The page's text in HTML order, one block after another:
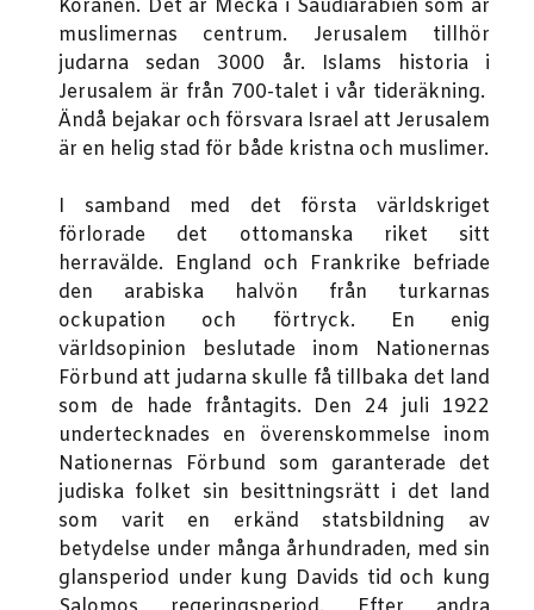
Koranen. Det är Mecka i Saudiarabien som är
muslimernas centrum. Jerusalem tillhör
judarna sedan 3000 år. Islams historia i
Jerusalem är från 700-talet i vår tideräkning.
Ändå bejakar och försvara Israel att Jerusalem
är en helig stad för både kristna och muslimer.
I samband med det första världskriget
förlorade det ottomanska riket sitt
herravälde. England och Frankrike befriade
den arabiska halvön från turkarnas
ockupation och förtryck. En enig
världsopinion beslutade inom Nationernas
Förbund att judarna skulle få tillbaka det land
som de hade fråntagits. Den 24 juli 1922
undertecknades en överenskommelse inom
Nationernas Förbund som garanterade det
judiska folket sin besittningsrätt i det land
som varit en erkänd statsbildning av
betydelse under många århundraden, med sin
glansperiod under kung Davids tid och kung